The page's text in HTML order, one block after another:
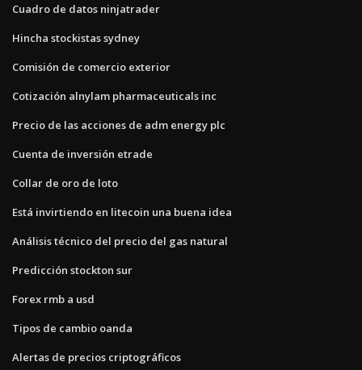
Cuadro de datos ninjatrader
Hincha stockistas sydney
Comisión de comercio exterior
Cotización alnylam pharmaceuticals inc
Precio de las acciones de adm energy plc
Cuenta de inversión etrade
Collar de oro de loto
Está invirtiendo en litecoin una buena idea
Análisis técnico del precio del gas natural
Predicción stockton sur
Forex rmb a usd
Tipos de cambio oanda
Alertas de precios criptográficos